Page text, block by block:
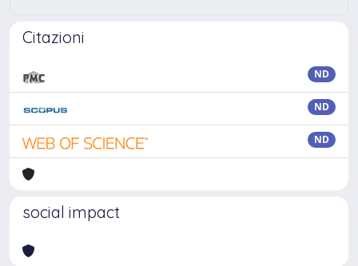
Citazioni
ND
ND
ND
social impact